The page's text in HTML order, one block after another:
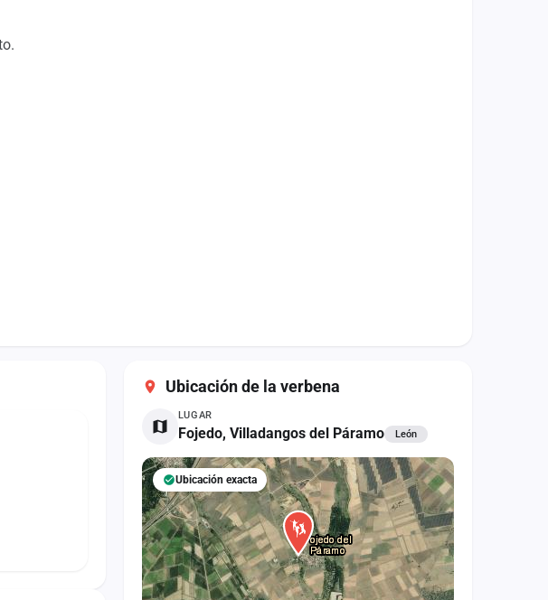
Ubicación de la verbena
LUGAR
Fojedo, Villadangos del Páramo León
Ubicación exacta